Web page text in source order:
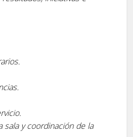
sala y coordinación de la